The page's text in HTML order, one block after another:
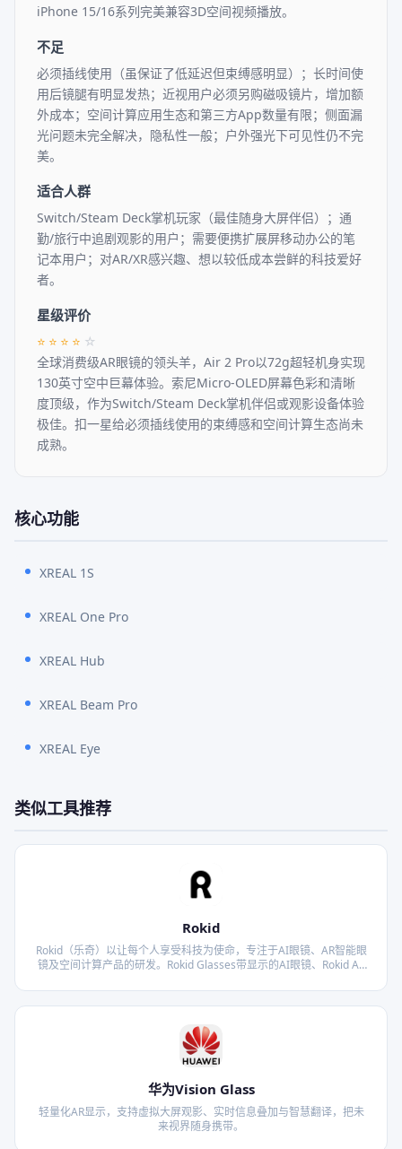
iPhone 15/16系列完美兼容3D空间视频播放。
不足
必须插线使用（虽保证了低延迟但束缚感明显）；长时间使
用后镜腿有明显发热；近视用户必须另购磁吸镜片，增加额
外成本；空间计算应用生态和第三方App数量有限；侧面漏
光问题未完全解决，隐私性一般；户外强光下可见性仍不完
美。
适合人群
Switch/Steam Deck掌机玩家（最佳随身大屏伴侣）；通
勤/旅行中追剧观影的用户；需要便携扩展屏移动办公的笔
记本用户；对AR/XR感兴趣、想以较低成本尝鲜的科技爱好
者。
星级评价
⭐ ⭐ ⭐ ⭐ ☆
全球消费级AR眼镜的领头羊，Air 2 Pro以72g超轻机身实现
130英寸空中巨幕体验。索尼Micro-OLED屏幕色彩和清晰
度顶级，作为Switch/Steam Deck掌机伴侣或观影设备体验
极佳。扣一星给必须插线使用的束缚感和空间计算生态尚未
成熟。
核心功能
XREAL 1S
XREAL One Pro
XREAL Hub
XREAL Beam Pro
XREAL Eye
类似工具推荐
Rokid
Rokid（乐奇）以让每个人享受科技为使命，专注于AI眼镜、AR智能眼
镜及空间计算产品的研发。Rokid Glasses带显示的AI眼镜、Rokid AR
视觉、光学显示等多领域技术，为用户提供沉浸式AR体验和智能交互
能力。Rokid将前沿的AI和AR技术带入消费级市场，让科技真正服务于
华为Vision Glass
轻量化AR显示，支持虚拟大屏观影、实时信息叠加与智慧翻译，把未
来视界随身携带。